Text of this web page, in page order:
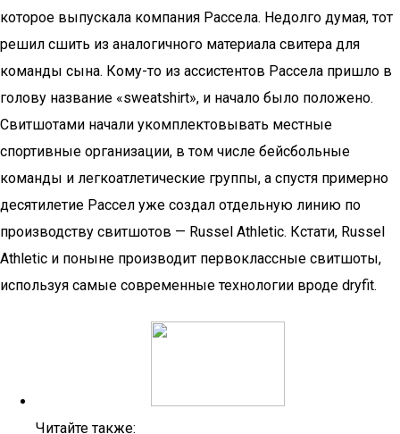
которое выпускала компания Рассела. Недолго думая, тот
решил сшить из аналогичного материала свитера для
команды сына. Кому-то из ассистентов Рассела пришло в
голову название «sweatshirt», и начало было положено.
Свитшотами начали укомплектовывать местные
спортивные организации, в том числе бейсбольные
команды и легкоатлетические группы, а спустя примерно
десятилетие Рассел уже создал отдельную линию по
производству свитшотов — Russel Athletic. Кстати, Russel
Athletic и поныне производит первоклассные свитшоты,
используя самые современные технологии вроде dryfit.
Читайте также: